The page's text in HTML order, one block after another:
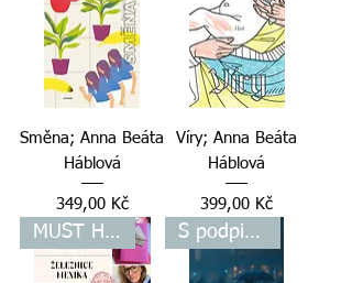
Směna; Anna Beáta
Háblová
Cena
349,00 Kč
Víry; Anna Beáta
Háblová
Cena
399,00 Kč
MUST HAVE S podpisem autorky